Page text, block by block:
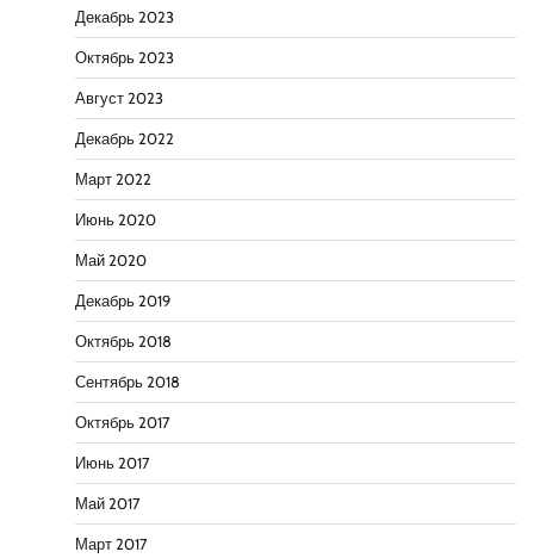
Декабрь 2023
Октябрь 2023
Август 2023
Декабрь 2022
Март 2022
Июнь 2020
Май 2020
Декабрь 2019
Октябрь 2018
Сентябрь 2018
Октябрь 2017
Июнь 2017
Май 2017
Март 2017